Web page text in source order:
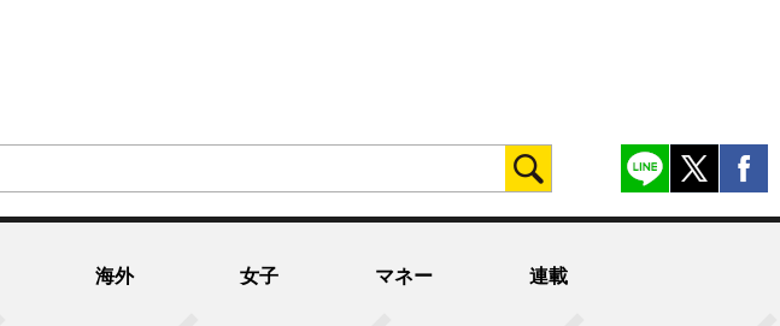
海外 女子 マネー 連載